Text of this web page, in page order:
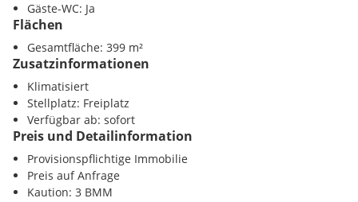
Ausstattung
- Heizung: Fernwärme
- Erdgeschoß mit Decken- und Wandheizung
- Obergeschoß mit Klimaanlage
- Zentrale Lage im Ortskern von Fehring
- Parkplätze direkt am Objekt (4 Stellplätze)
Besonderheiten
Studio u. v. m.
- Gute Sichtbarkeit und Erreichbarkeit
- Gepflegter Zustand
Gäste-WC: Ja
Flächen
Gesamtfläche: 399 m²
Zusatzinformationen
Klimatisiert
Stellplatz: Freiplatz
Verfügbar ab: sofort
Preis und Detailinformation
Provisionspflichtige Immobilie
Preis auf Anfrage
Kaution: 3 BMM